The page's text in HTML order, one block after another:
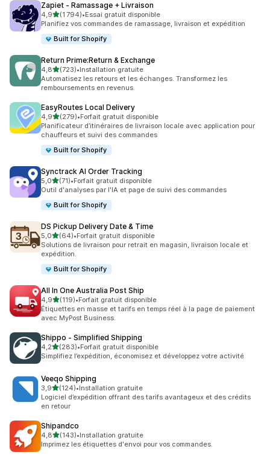
Zapiet ‑ Ramassage + Livraison
4,9étoile(s) sur 5
(1 794)
1794 avis au total
•Essai gratuit disponible
Planifiez vos commandes de ramassage, livraison et expédition
Built for Shopify
Return Prime:Return & Exchange
4,8étoile(s) sur 5
(723)
723 avis au total
•Installation gratuite
Automatisez les retours et les échanges. Transformez les
remboursements en revenus.
EasyRoutes Local Delivery
4,9étoile(s) sur 5
(279)
279 avis au total
•Forfait gratuit disponible
Planificateur d’itinéraires de livraison locale avec application pour
chauffeurs et suivi des commandes
Built for Shopify
Synctrack AI Order Tracking
5,0étoile(s) sur 5
(71)
71 avis au total
•Forfait gratuit disponible
Outil d'analyses par l'IA et page de suivi des commandes
Built for Shopify
DS Pickup Delivery Date & Time
5,0étoile(s) sur 5
(64)
64 avis au total
•Forfait gratuit disponible
Solutions de livraison pour retrait en magasin, livraison locale et
expédition.
Built for Shopify
All In One Australia Post Ship
4,9étoile(s) sur 5
(119)
119 avis au total
•Forfait gratuit disponible
Étiquettes en masse et tarifs en temps réel à la page de paiement
avec MyPost Business.
Shippo ‑ Simplified Shipping
4,2étoile(s) sur 5
(283)
283 avis au total
•Forfait gratuit disponible
Simplifiez l’expédition, économisez et développez votre activité
Veeqo Shipping
3,9étoile(s) sur 5
(124)
124 avis au total
•Installation gratuite
Logiciel d’expédition offrant des tarifs avantageux et des crédits
en retour
Shipandco
4,8étoile(s) sur 5
(143)
143 avis au total
•Installation gratuite
Imprimez les étiquettes d'envoi pour vos commandes.